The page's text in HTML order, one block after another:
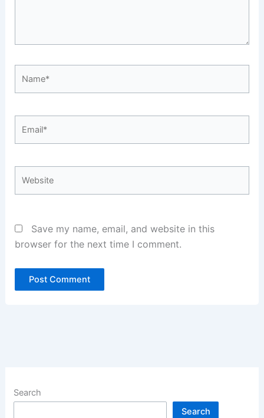
Save my name, email, and website in this
browser for the next time I comment.
Search
Search